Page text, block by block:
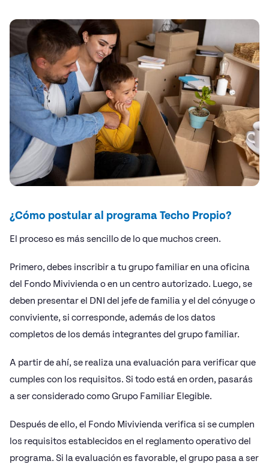
¿Cómo postular al programa Techo Propio?
El proceso es más sencillo de lo que muchos creen.
Primero, debes inscribir a tu grupo familiar en una oficina
del Fondo Mivivienda o en un centro autorizado. Luego, se
deben presentar el DNI del jefe de familia y el del cónyuge o
conviviente, si corresponde, además de los datos
completos de los demás integrantes del grupo familiar.
A partir de ahí, se realiza una evaluación para verificar que
cumples con los requisitos. Si todo está en orden, pasarás
a ser considerado como Grupo Familiar Elegible.
Después de ello, el Fondo Mivivienda verifica si se cumplen
los requisitos establecidos en el reglamento operativo del
programa. Si la evaluación es favorable, el grupo pasa a ser